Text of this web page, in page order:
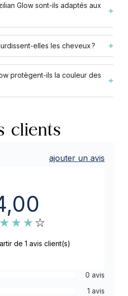
Glow sont-ils adaptés aux
elles les cheveux ?
protègent-ils la couleur des
clients
ajouter un avis
★ ★ ★ ☆
de 1 avis client(s)
0 avis
1 avis